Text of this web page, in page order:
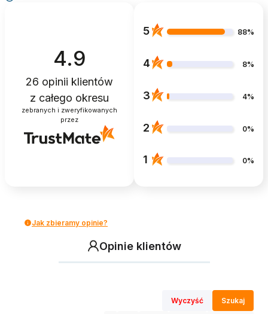
4.9
26 opinii klientów
z całego okresu
zebranych i zweryfikowanych
przez
5 88%
4 8%
3 4%
2 0%
1 0%
Jak zbieramy opinie?
Opinie klientów
Wyczyść Szukaj